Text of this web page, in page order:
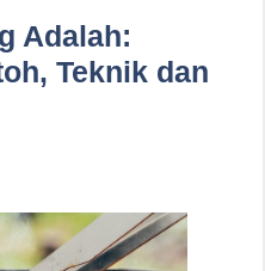
Adalah:
Teknik dan